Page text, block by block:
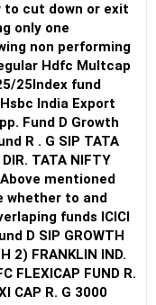
नहीं है। कोशिश करने के
चलिए, जो कहानी आप खुद
टूटे नहीं हैं। आप सीख रहे
हैं—और यह न केवल
जब आप पुराने ढर्रे पर
प्रगति है। भावनात्मक
है - इसका अर्थ है, बार-
down or exit
only one
non performing
Hdfc Multcap
R . G SIP TATA
TATA NIFTY
Above mentioned
whether to and
funds ICICI
D SIP GROWTH